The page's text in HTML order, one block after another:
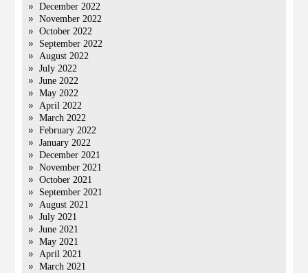
December 2022
November 2022
October 2022
September 2022
August 2022
July 2022
June 2022
May 2022
April 2022
March 2022
February 2022
January 2022
December 2021
November 2021
October 2021
September 2021
August 2021
July 2021
June 2021
May 2021
April 2021
March 2021